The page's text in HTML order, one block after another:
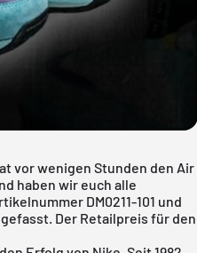
vor wenigen Stunden den Air
haben wir euch alle
DM0211-101 und
Der Retailpreis für den